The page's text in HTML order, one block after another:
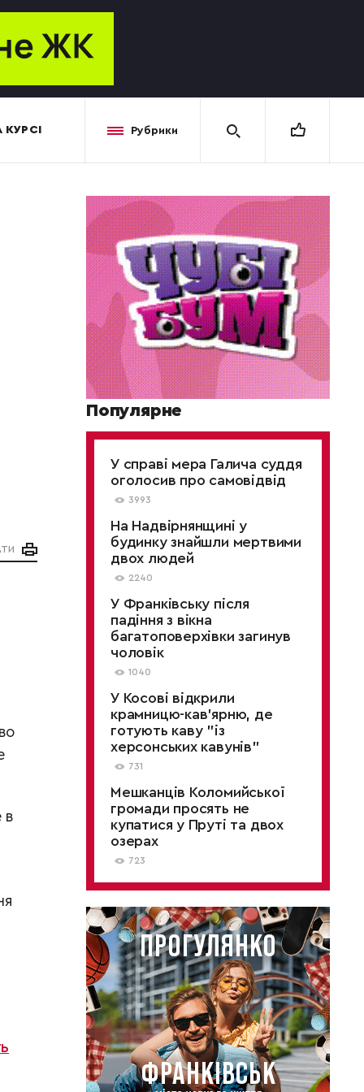
Рубрики
в
Популярне
У справі мера Галича суддя
оголосив про самовідвід
3993
На Надвірнянщині у
будинку знайшли мертвими
двох людей
2240
У Франківську після
падіння з вікна
багатоповерхівки загинув
чоловік
1040
У Косові відкрили
крамницю-кав'ярню, де
готують каву "із
херсонських кавунів"
731
Мешканців Коломийської
громади просять не
купатися у Пруті та двох
озерах
723